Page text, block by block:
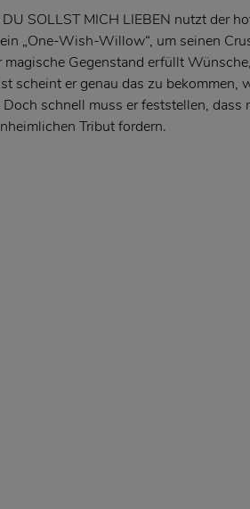
DU SOLLST MICH LIEBEN nutzt der
„One-Wish-Willow“, um seinen
magische Gegenstand erfüllt
scheint er genau das zu bekommen,
schnell muss er feststellen, dass
Tribut fordern.